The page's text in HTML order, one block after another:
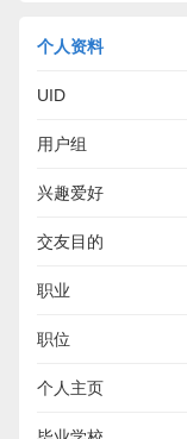
个人资料
UID
用户组
兴趣爱好
交友目的
职业
职位
个人主页